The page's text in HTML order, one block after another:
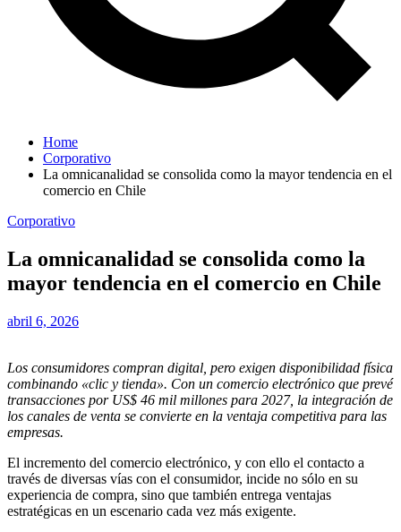
Home
Corporativo
La omnicanalidad se consolida como la mayor tendencia en el
comercio en Chile
Corporativo
La omnicanalidad se consolida como la
mayor tendencia en el comercio en Chile
abril 6, 2026
Los consumidores compran digital, pero exigen disponibilidad física
combinando «clic y tienda». Con un comercio electrónico que prevé
transacciones por US$ 46 mil millones para 2027, la integración de
los canales de venta se convierte en la ventaja competitiva para las
empresas.
El incremento del comercio electrónico, y con ello el contacto a
través de diversas vías con el consumidor, incide no sólo en su
experiencia de compra, sino que también entrega ventajas
estratégicas en un escenario cada vez más exigente.